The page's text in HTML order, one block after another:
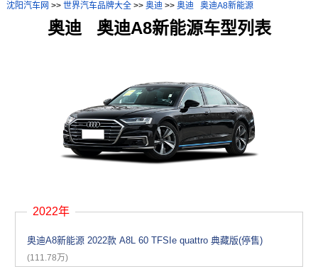
沈阳汽车网 >> 世界汽车品牌大全>> 奥迪>> 奥迪 奥迪A8新能源
奥迪 奥迪A8新能源车型列表
2022年
奥迪A8新能源 2022款 A8L 60 TFSIe quattro 典藏版(停售)
(111.78万)